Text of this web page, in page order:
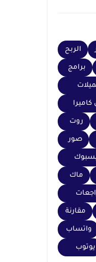
الربح
برامج
روت
صور
ماك
مقارنة
واتساب
يوتوب